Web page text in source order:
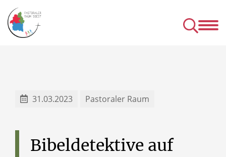
31.03.2023 Pastoraler Raum
Bibeldetektive auf